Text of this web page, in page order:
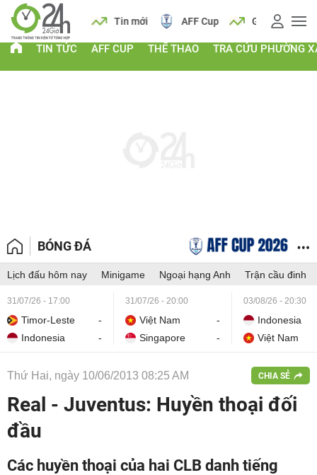
Lịch Tin mới AFF Cup Giá vàng
TIN TỨC AFF CUP THỂ THAO TRA CỨU PHƯỜNG
BÓNG ĐÁ
Lịch đấu hôm nay Minigame Ngoại hạng Anh Trận cầu đinh
31/07/26 - 17:00
Timor-Leste
-
Indonesia
-
31/07/26 - 20:00
Việt Nam
-
Singapore
-
03/08/26 - 20:30
Indonesia
Việt Nam
Thứ Hai, ngày 10/06/2013 08:25 AM CHIA SẺ
Real - Juventus: Huyền thoại đối
đầu
Các huyền thoại của hai CLB danh tiếng